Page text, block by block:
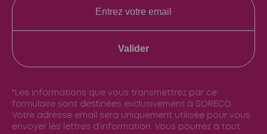
Valider
*Les informations que vous transmettrez par ce
formulaire sont destinées exclusivement à SORECO.
Votre adresse email sera uniquement utilisée pour vous
envoyer les lettres d’information. Vous pourrez à tout